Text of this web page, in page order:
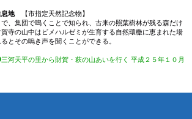
息地
【市指定天然記念物】
、集団で嗚くことで知られ、古来の照葉樹林が残る森だけ
寺の山中はビメハルゼミが生育する自然環檄に恵まれた場
とその嗚き声を聞くことができる。
三河天平の里から財賀・萩の山あいを行く 平成２５年１０月